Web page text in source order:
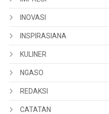
INOVASI
INSPIRASIANA
KULINER
NGASO
REDAKSI
CATATAN